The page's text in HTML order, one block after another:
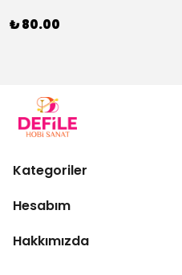
₺ 80.00
Kategoriler
Hesabım
Hakkımızda